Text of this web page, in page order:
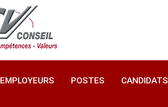
EMPLOYEURS POSTES CANDIDATS